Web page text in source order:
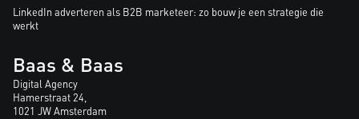
LinkedIn adverteren als B2B marketeer: zo bouw je een strategie die
werkt
Baas & Baas
Digital Agency
Hamerstraat 24,
1021 JW Amsterdam